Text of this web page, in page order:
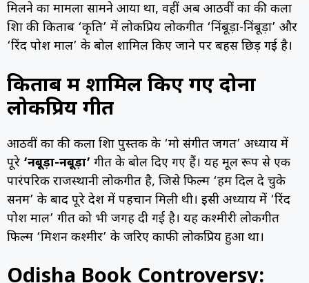
मिलने का मामला सामने आया था, वहीं अब आठवीं कक्षा की कला
शिक्षा की किताब ‘कृति’ में लोकप्रिय लोकगीत ‘निंबूड़ा-निंबूड़ा’ और
‘रिंद पोश माल’ के बोल शामिल किए जाने पर बहस छिड़ गई है।
किताब में शामिल किए गए दोनों
लोकप्रिय गीत
आठवीं कक्षा की कला शिक्षा पुस्तक के ‘मो संगीत जगत’ अध्याय में
पूरे ‘निंबूड़ा-निंबूड़ा’ गीत के बोल दिए गए हैं। यह मूल रूप से एक
पारंपरिक राजस्थानी लोकगीत है, जिसे फिल्म ‘हम दिल दे चुके
सनम’ के बाद पूरे देश में पहचान मिली थी। इसी अध्याय में ‘रिंद
पोश माल’ गीत को भी जगह दी गई है। यह कश्मीरी लोकगीत
फिल्म ‘मिशन कश्मीर’ के जरिए काफी लोकप्रिय हुआ था।
Odisha Book Controversy: